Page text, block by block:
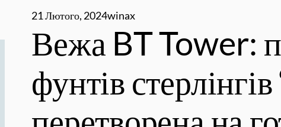
21 Лютого, 2024winax
Вежа BT Tower:
фунтів